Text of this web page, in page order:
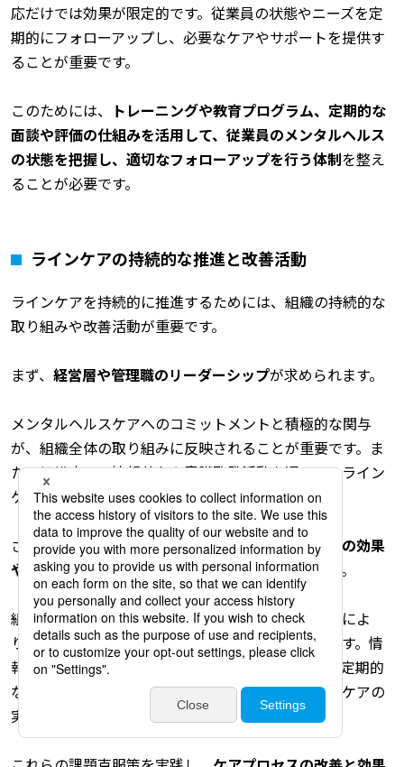
応だけでは効果が限定的です。従業員の状態やニーズを定
期的にフォローアップし、必要なケアやサポートを提供す
ることが重要です。
このためには、
トレーニングや教育プログラム、定期的な
面談や評価の仕組みを活用して、従業員のメンタルヘルス
の状態を把握し、適切なフォローアップを行う体制を整え
ることが必要です。
ラインケアの持続的な推進と改善活動
ラインケアを持続的に推進するためには、組織の持続的な
取り組みや改善活動が重要です。
まず、 経営層や管理職のリーダーシップが求められます。
メンタルヘルスケアへのコミットメントと積極的な関与
が、組織全体の取り組みに反映されることが重要です。ま
た、組織内での情報共有や意識啓発活動を通じて、ライン
ケアの重要性を広めることも効果的です。
さらに、定期的な監査や評価を通じて、ラインケアの効果
や課題を把握し、改善策を見つけることが重要です。
組織全体での情報共有やベストプラクティスの共有によ
り、より効果的なラインケアの推進が可能となります。情
報収集やモニタリングによって、改善点を特定し、定期的
な改善活動を行うことで、持続的なメンタルヘルスケアの
実施と改善を図ることができます。